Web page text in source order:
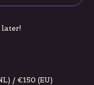
later!
/ €150 (EU)